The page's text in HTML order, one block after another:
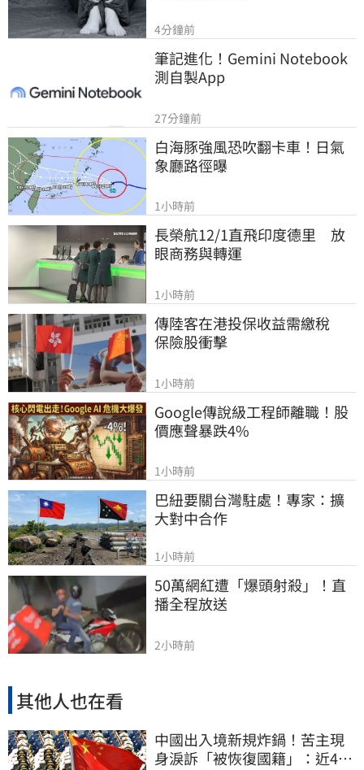
4分鐘前
筆記進化！Gemini Notebook
測自製App
27分鐘前
白海豚強風恐吹翻卡車！日氣
象廳路徑曝
1小時前
長榮航12/1直飛印度德里　放
眼商務與轉運
1小時前
傳陸客在港投保收益需繳稅
保險股衝擊
1小時前
Google傳說級工程師離職！股
價應聲暴跌4%
1小時前
巴紐要關台灣駐處！專家：擴
大對中合作
1小時前
50萬網紅遭「爆頭射殺」！直
播全程放送
2小時前
其他人也在看
中國出入境新規炸鍋！苦主現
身淚訴「被恢復國籍」：近4億